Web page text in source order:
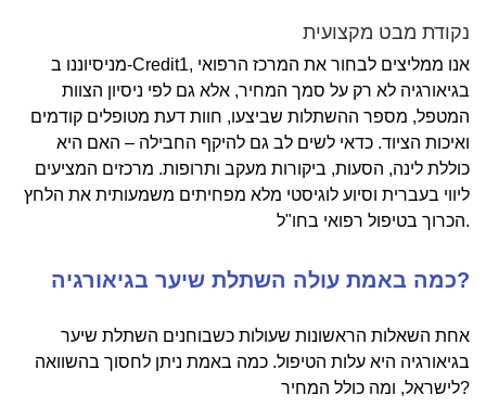
נקודת מבט מקצועית
מניסיוננו ב-Credit1, אנו ממליצים לבחור את המרכז הרפואי
בגיאורגיה לא רק על סמך המחיר, אלא גם לפי ניסיון הצוות
המטפל, מספר ההשתלות שביצעו, חוות דעת מטופלים קודמים
ואיכות הציוד. כדאי לשים לב גם להיקף החבילה – האם היא
כוללת לינה, הסעות, ביקורות מעקב ותרופות. מרכזים המציעים
ליווי בעברית וסיוע לוגיסטי מלא מפחיתים משמעותית את הלחץ
הכרוך בטיפול רפואי בחו"ל.
כמה באמת עולה השתלת שיער בגיאורגיה?
אחת השאלות הראשונות שעולות כשבוחנים השתלת שיער
בגיאורגיה היא עלות הטיפול. כמה באמת ניתן לחסוך בהשוואה
לישראל, ומה כולל המחיר?